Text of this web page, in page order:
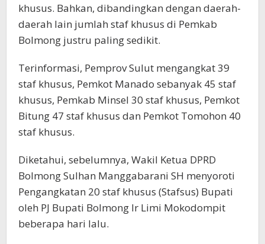
khusus. Bahkan, dibandingkan dengan daerah-
daerah lain jumlah staf khusus di Pemkab
Bolmong justru paling sedikit.
Terinformasi, Pemprov Sulut mengangkat 39
staf khusus, Pemkot Manado sebanyak 45 staf
khusus, Pemkab Minsel 30 staf khusus, Pemkot
Bitung 47 staf khusus dan Pemkot Tomohon 40
staf khusus.
Diketahui, sebelumnya, Wakil Ketua DPRD
Bolmong Sulhan Manggabarani SH menyoroti
Pengangkatan 20 staf khusus (Stafsus) Bupati
oleh PJ Bupati Bolmong Ir Limi Mokodompit
beberapa hari lalu.